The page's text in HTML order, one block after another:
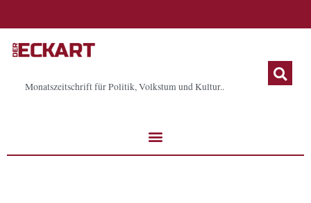
Monatszeitschrift für Politik, Volkstum und Kultur..